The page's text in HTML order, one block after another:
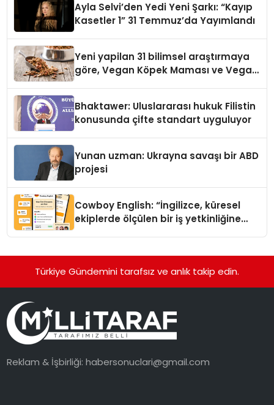
Ayla Selvi’den Yedi Yeni Şarkı: “Kayıp
Kasetler 1” 31 Temmuz’da Yayımlandı
Yeni yapilan 31 bilimsel araştırmaya
göre, Vegan Köpek Maması ve Vegan
Bhaktawer: Uluslararası hukuk Filistin
konusunda çifte standart uyguluyor
Yunan uzman: Ukrayna savaşı bir ABD
projesi
Cowboy English: “İngilizce, küresel
ekiplerde ölçülen bir iş yetkinliğine
Türkiye Gündemini tarafsız ve anlık takip edin.
Reklam & İşbirliği:habersonuclari@gmail.com